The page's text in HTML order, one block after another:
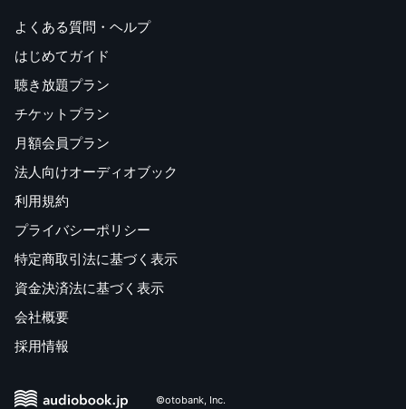
よくある質問・ヘルプ
はじめてガイド
聴き放題プラン
チケットプラン
月額会員プラン
法人向けオーディオブック
利用規約
プライバシーポリシー
特定商取引法に基づく表示
資金決済法に基づく表示
会社概要
採用情報
©otobank, Inc.